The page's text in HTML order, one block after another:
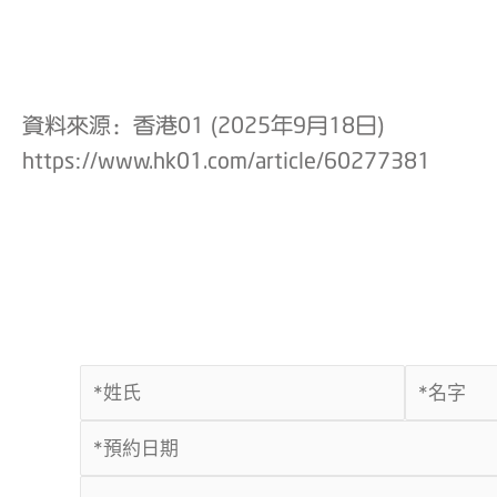
資料來源：香港01 (2025年9月18日)
https://www.hk01.com/article/60277381